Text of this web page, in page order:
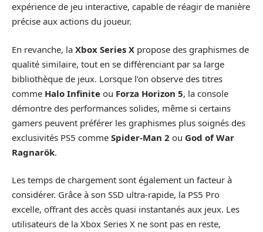
expérience de jeu interactive, capable de réagir de manière
précise aux actions du joueur.
En revanche, la Xbox Series X propose des graphismes de
qualité similaire, tout en se différenciant par sa large
bibliothèque de jeux. Lorsque l’on observe des titres
comme Halo Infinite ou Forza Horizon 5, la console
démontre des performances solides, même si certains
gamers peuvent préférer les graphismes plus soignés des
exclusivités PS5 comme Spider-Man 2 ou God of War
Ragnarök.
Les temps de chargement sont également un facteur à
considérer. Grâce à son SSD ultra-rapide, la PS5 Pro
excelle, offrant des accès quasi instantanés aux jeux. Les
utilisateurs de la Xbox Series X ne sont pas en reste,